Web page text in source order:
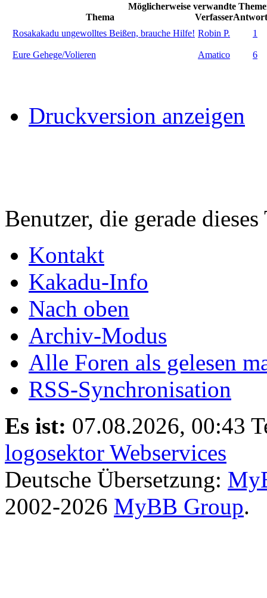
Möglicherweise verwandte
Thema
Verfasser
Rosakakadu ungewolltes Beißen, brauche Hilfe! Robin P. 1
Eure Gehege/Volieren Amatico 6
Druckversion anzeigen
Benutzer, die gerade
Kontakt
Kakadu-Info
Nach oben
Archiv-Modus
Alle Foren als gelesen
RSS-Synchronisation
Es ist: 07.08.2026, 00:43
logosektor Webservices
Deutsche Übersetzung:
2002-2026 MyBB Group.